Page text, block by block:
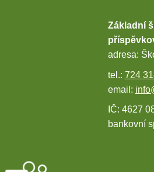
Základní
adresa:
tel.: 724
email:
IČ: 4627
bankovní